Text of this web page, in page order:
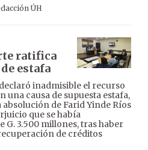
ÚH
ratifica
estafa
inadmisible el recurso
una causa de supuesta estafa,
de Farid Yinde Ríos
que se había
G. 3.500 millones, tras haber
de créditos